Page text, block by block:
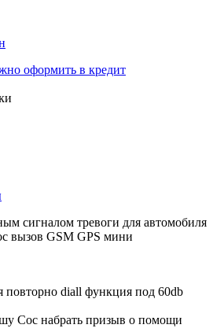
оформить в кредит
сигналом тревоги для автомобиля
вызов GSM GPS мини
повторно diall функция под 60db
Сос набрать призыв о помощи